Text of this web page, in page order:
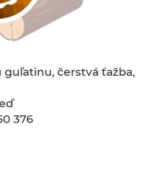
čerstvá ťažba,
376